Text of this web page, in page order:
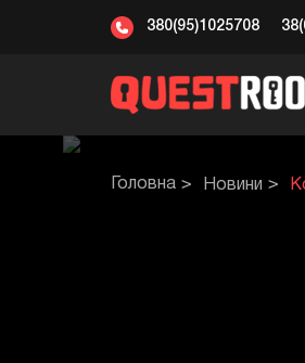
380(95)1025708
Головна Новини